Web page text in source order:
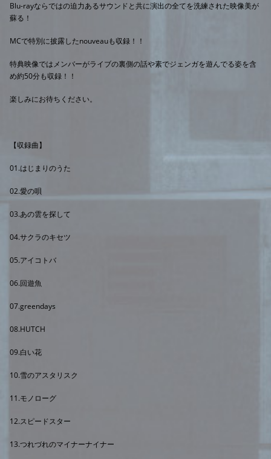
Blu-rayならではの迫力あるサウンドと共に演出の全てを洗練された映像美が
蘇る！
MCで特別に披露したnouveauも収録！！
特典映像ではメンバーがライブの裏側の話や素でジェンガを遊んでる姿を含
め約50分も収録！！
楽しみにお待ちください。
【収録曲】
01.はじまりのうた
02.愛の唄
03.あの雲を探して
04.サクラのキセツ
05.アイコトバ
06.回遊魚
07.greendays
08.HUTCH
09.白い花
10.雪のアスタリスク
11.モノローグ
12.スピードスター
13.つれづれのマイナーナイナー